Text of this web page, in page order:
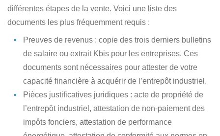
différentes étapes de la vente. Voici une liste des
documents les plus fréquemment requis :
Preuves de revenus : copie des trois derniers bulletins
de salaire ou extrait Kbis pour les entreprises. Ces
documents sont nécessaires pour attester de votre
capacité financière à acquérir de l’entrepôt industriel.
Pièces justificatives juridiques : acte de propriété de
l’entrepôt industriel, attestation de non-paiement des
impôts fonciers, attestation de performance